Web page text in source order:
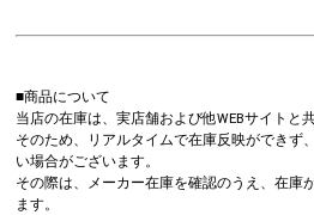
■商品について
当店の在庫は、実店舗および他WEBサイトと
そのため、リアルタイムで在庫反映ができず
い場合がございます。
その際は、メーカー在庫を確認のうえ、在庫
ます。